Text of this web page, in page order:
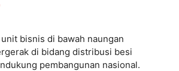
bisnis di bawah naungan
di bidang distribusi besi
pembangunan nasional.